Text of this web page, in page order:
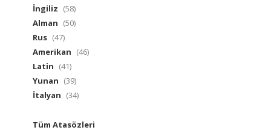
İngiliz (58)
Alman (50)
Rus (47)
Amerikan (46)
Latin (41)
Yunan (39)
İtalyan (34)
Tüm Atasözleri